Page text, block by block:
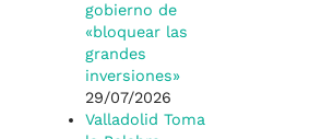
gobierno de
«bloquear las
grandes
inversiones»
29/07/2026
Valladolid Toma